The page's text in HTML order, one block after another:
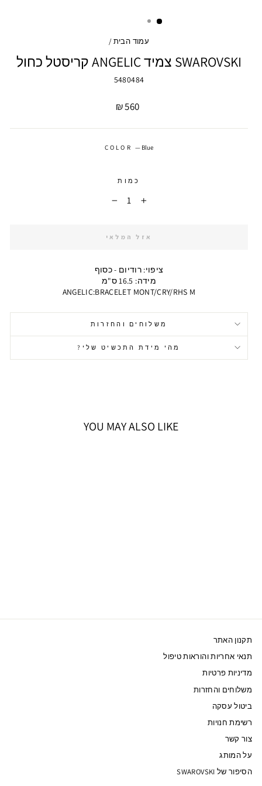
עמוד הבית /
SWAROVSKI צמיד ANGELIC קריסטל כחול
5480484
מחיר
560 ₪
COLOR— Blue
כמות
+
אזל המלאי
ציפוי: רודיום - כסוף
מידה: 16.5 ס"מ
ANGELIC:BRACELET MONT/CRY/RHS M
משלוחים והחזרות
מהי מידת התכשיט שלי?
YOU MAY ALSO LIKE
תקנון האתר
תנאי אחריות והוראות טיפול
מדיניות פרטיות
משלוחים והחזרות
ביטול עסקה
רשימת חנויות
צור קשר
על המותג
הסיפור של SWAROVSKI